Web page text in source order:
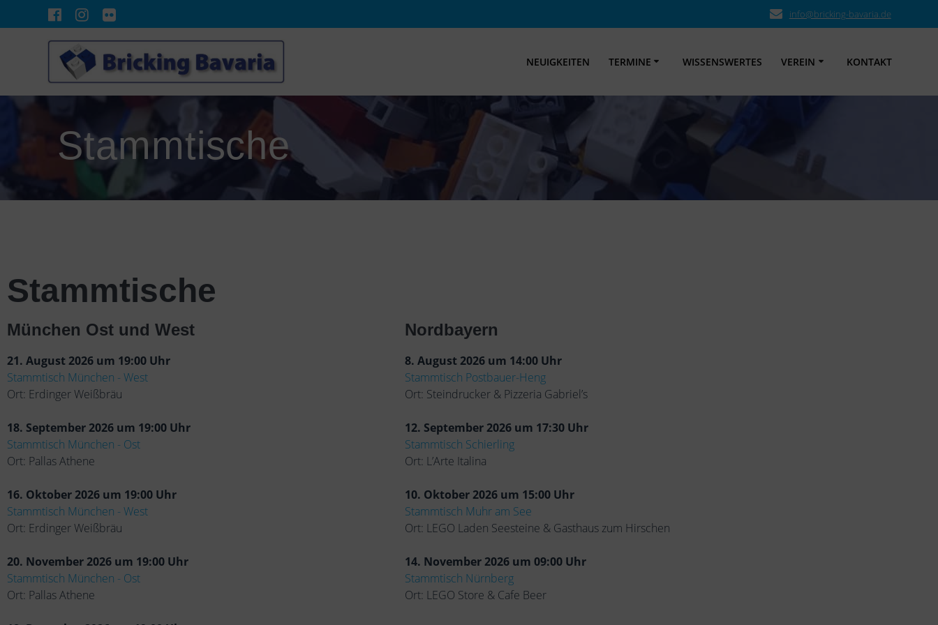
info@bricking-bavaria.de
NEUIGKEITEN TERMINE WISSENSWERTES VEREIN KONTAKT
Stammtische
Stammtische
München Ost und West
21. August 2026 um 19:00 Uhr
Stammtisch München - West
Ort: Erdinger Weißbräu
18. September 2026 um 19:00 Uhr
Stammtisch München - Ost
Ort: Pallas Athene
16. Oktober 2026 um 19:00 Uhr
Stammtisch München - West
Ort: Erdinger Weißbräu
20. November 2026 um 19:00 Uhr
Stammtisch München - Ost
Ort: Pallas Athene
Nordbayern
8. August 2026 um 14:00 Uhr
Stammtisch Postbauer-Heng
Ort: Steindrucker & Pizzeria Gabriel’s
12. September 2026 um 17:30 Uhr
Stammtisch Schierling
Ort: L’Arte Italina
10. Oktober 2026 um 15:00 Uhr
Stammtisch Muhr am See
Ort: LEGO Laden Seesteine & Gasthaus zum Hirschen
14. November 2026 um 09:00 Uhr
Stammtisch Nürnberg
Ort: LEGO Store & Cafe Beer